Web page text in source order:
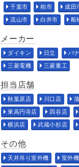
千葉市 柏市 成田
流山市 白井市 船
メーカー
ダイキン 日立 パ
三菱電機 三菱重工
担当店舗
秋葉原店 川口店
東高円寺店 四谷店
横浜店 武蔵小杉店
その他
天井吊り室外機 室外